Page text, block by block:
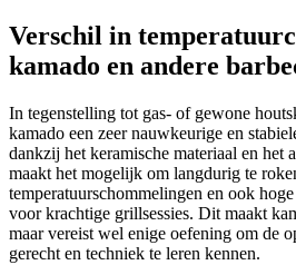
Verschil in
kamado en andere
In tegenstelling tot gas- of gewone
kamado een zeer nauwkeurige en
dankzij het keramische materiaal en het
maakt het mogelijk om langdurig te
temperatuurschommelingen en ook
voor krachtige grillsessies. Dit maakt
maar vereist wel enige oefening om de
gerecht en techniek te leren kennen.